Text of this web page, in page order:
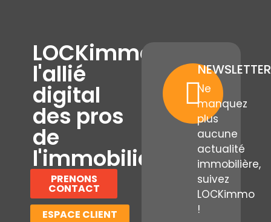
LOCKimmo,
l'allié
digital
des pros
de
l'immobilier
PRENONS
CONTACT
ESPACE CLIENT
NEWSLETTER
Ne
manquez
plus
aucune
actualité
immobilière,
suivez
LOCKimmo
!